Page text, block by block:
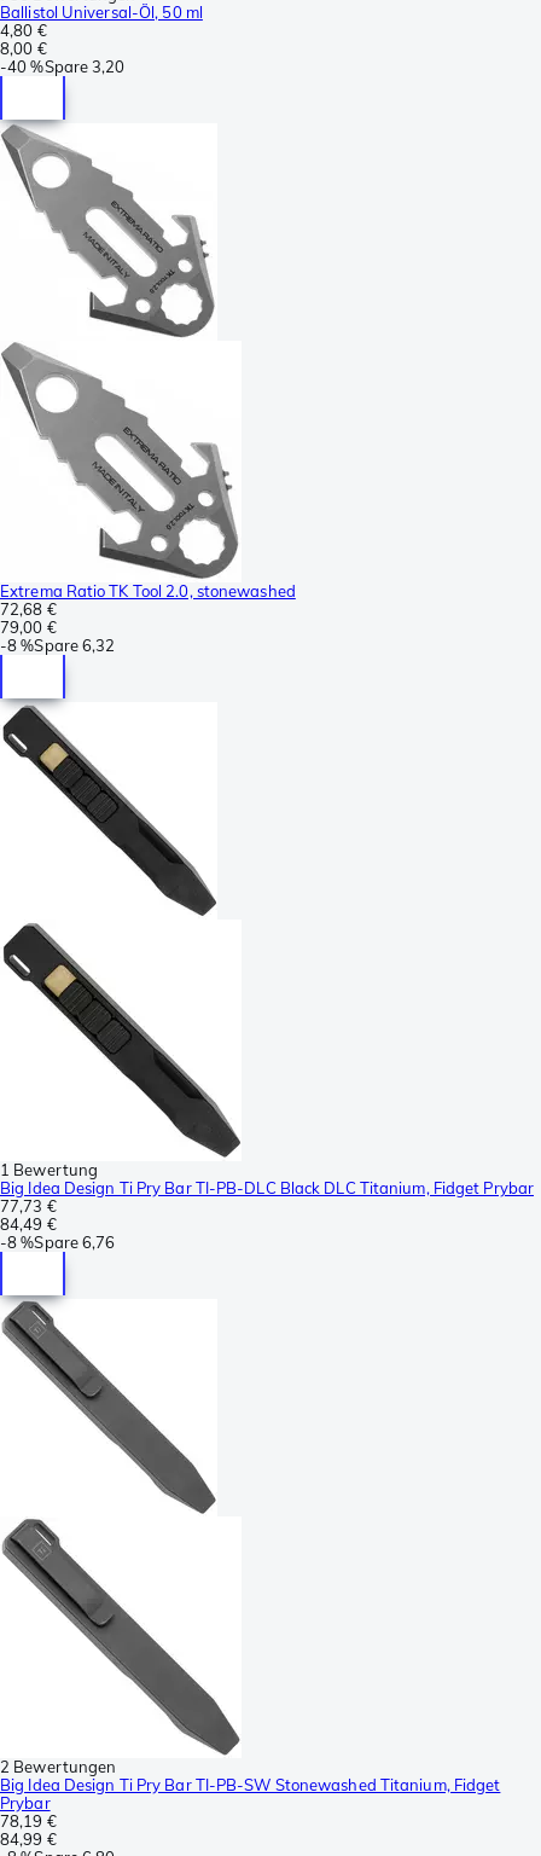
Ballistol Universal-Öl, 50 ml
4,80 €
8,00 €
-40 %Spare3,20
Extrema Ratio TK Tool 2.0, stonewashed
72,68 €
79,00 €
-8 %Spare6,32
1 Bewertung
Big Idea Design Ti Pry Bar TI-PB-DLC Black DLC Titanium, Fidget Prybar
77,73 €
84,49 €
-8 %Spare6,76
2 Bewertungen
Big Idea Design Ti Pry Bar TI-PB-SW Stonewashed Titanium, Fidget
Prybar
78,19 €
84,99 €